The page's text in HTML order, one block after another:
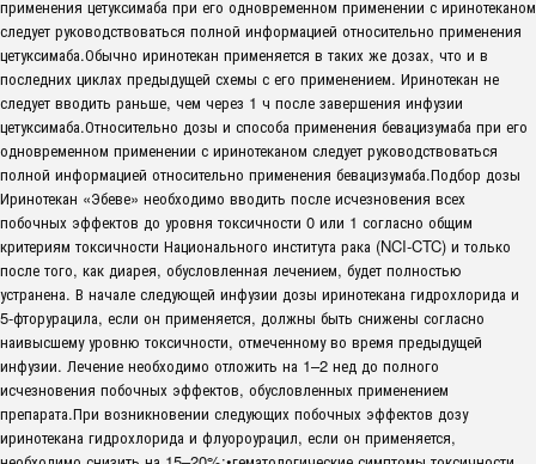
применения цетуксимаба при его одновременном применении с иринотеканом
следует руководствоваться полной информацией относительно применения
цетуксимаба.Обычно иринотекан применяется в таких же дозах, что и в
последних циклах предыдущей схемы с его применением. Иринотекан не
следует вводить раньше, чем через 1 ч после завершения инфузии
цетуксимаба.Относительно дозы и способа применения бевацизумаба при его
одновременном применении с иринотеканом следует руководствоваться
полной информацией относительно применения бевацизумаба.Подбор дозы
Иринотекан «Эбеве» необходимо вводить после исчезновения всех
побочных эффектов до уровня токсичности 0 или 1 согласно общим
критериям токсичности Национального института рака (NCI-CTC) и только
после того, как диарея, обусловленная лечением, будет полностью
устранена. В начале следующей инфузии дозы иринотекана гидрохлорида и
5-фторурацила, если он применяется, должны быть снижены согласно
наивысшему уровню токсичности, отмеченному во время предыдущей
инфузии. Лечение необходимо отложить на 1–2 нед до полного
исчезновения побочных эффектов, обусловленных применением
препарата.При возникновении следующих побочных эффектов дозу
иринотекана гидрохлорида и флуороурацил, если он применяется,